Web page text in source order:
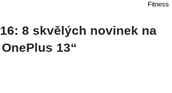
Fitness
8 skvělých novinek na
OnePlus 13“